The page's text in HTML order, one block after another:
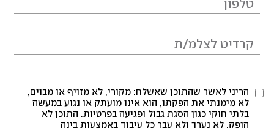
הריני לאשר שהתוכן שאשלח: מקורי, לא מזויף או מבוים,
לא מימנתי את הפקתו, הוא אינו מועתק או נגוע במעשה
בלתי חוקי כגון הסגת גבול ופגיעה בפרטיות. התוכן לא
הופק, לא נערך ולא עבר כל עיבוד באמצעות בינה